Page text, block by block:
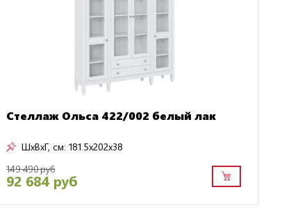
Стеллаж Ольса 422/002 белый лак
ШxВxГ, см: 181.5x202x38
149 490 руб
92 684 руб